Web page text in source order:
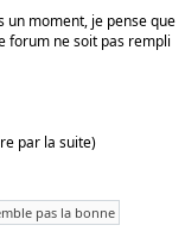
un moment, je pense que
forum ne soit pas rempli
par la suite)
pas la bonne